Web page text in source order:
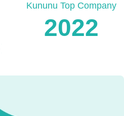
2022
Kununu Top Company